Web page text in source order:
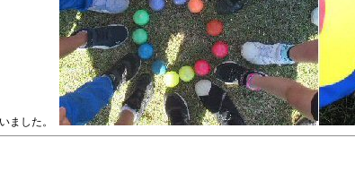
ました。